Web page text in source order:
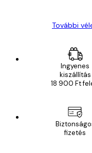
További
Ingyenes
kiszállítás
18 900 Ft
fizetés